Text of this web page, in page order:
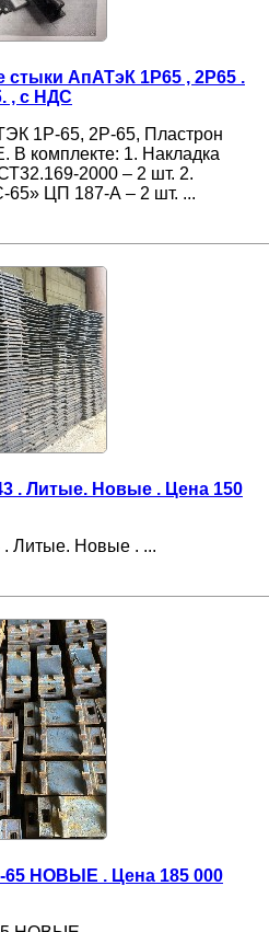
АпАТэК 1Р65 , 2Р65 .
, с НДС
1Р-65, 2Р-65, Пластрон
комплекте: 1. Накладка
2000 – 2 шт. 2.
65» ЦП 187-А – 2 шт. ...
. Литые. Новые . Цена 150
. Литые. Новые . ...
65 НОВЫЕ . Цена 185 000